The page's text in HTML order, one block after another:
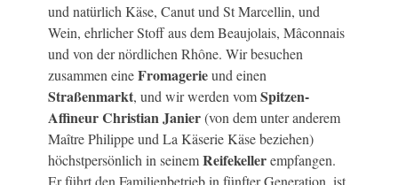
und natürlich Käse, Canut und St Marcellin, und
Wein, ehrlicher Stoff aus dem Beaujolais, Mâconnais
und von der nördlichen Rhône. Wir besuchen
zusammen eineFromagerieund einen
Straßenmarkt, und wir werden vomSpitzen-
Affineur Christian Janier(von dem unter anderem
Maître Philippe und La Käserie Käse beziehen)
höchstpersönlich in seinemReifekellerempfangen.
Er führt den Familienbetrieb in fünfter Generation, ist